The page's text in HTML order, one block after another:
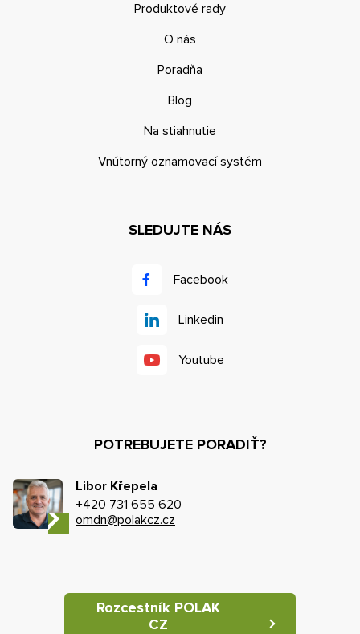
Produktové rady
O nás
Poradňa
Blog
Na stiahnutie
Vnútorný oznamovací systém
SLEDUJTE NÁS
Facebook
Linkedin
Youtube
POTREBUJETE PORADIŤ?
Libor Křepela
+420 731 655 620
omdn@polakcz.cz
Rozcestník POLAK
CZ